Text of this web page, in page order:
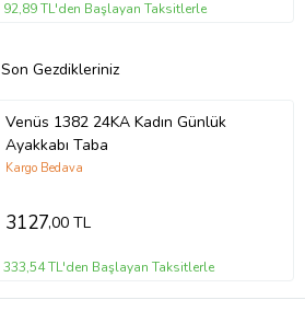
92,89 TL'den Başlayan Taksitlerle
Son Gezdikleriniz
Venüs 1382 24KA Kadın Günlük
Ayakkabı Taba
Kargo Bedava
3127,00 TL
333,54 TL'den Başlayan Taksitlerle